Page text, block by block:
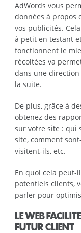
AdWords vous
données à propos
vos publicités.
à petit en testant
fonctionnent le
récoltées va
dans une
la suite.
De plus, grâce à
obtenez des
sur votre site : qui
site, comment
visitent-ils, etc.
En quoi cela peut-
potentiels clients,
parler pour
LE WEB
FUTUR CLIENT